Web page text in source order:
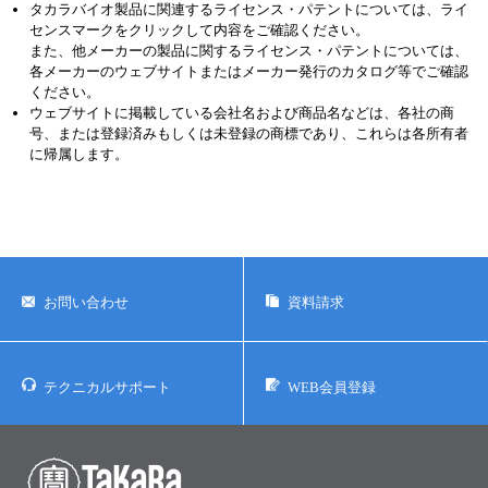
タカラバイオ製品に関連するライセンス・パテントについては、ライ
センスマークをクリックして内容をご確認ください。
また、他メーカーの製品に関するライセンス・パテントについては、
各メーカーのウェブサイトまたはメーカー発行のカタログ等でご確認
ください。
ウェブサイトに掲載している会社名および商品名などは、各社の商
号、または登録済みもしくは未登録の商標であり、これらは各所有者
に帰属します。
お問い合わせ 資料請求
テクニカルサポート WEB会員登録